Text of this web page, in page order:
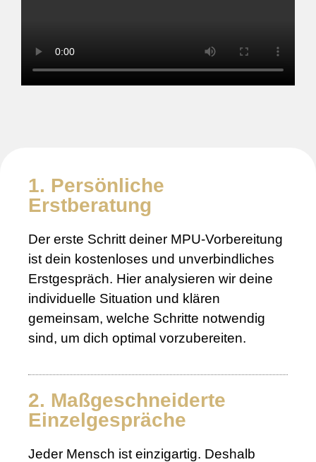
1. Persönliche
Erstberatung
Der erste Schritt deiner MPU-Vorbereitung
ist dein kostenloses und unverbindliches
Erstgespräch. Hier analysieren wir deine
individuelle Situation und klären
gemeinsam, welche Schritte notwendig
sind, um dich optimal vorzubereiten.
2. Maßgeschneiderte
Einzelgespräche
Jeder Mensch ist einzigartig. Deshalb